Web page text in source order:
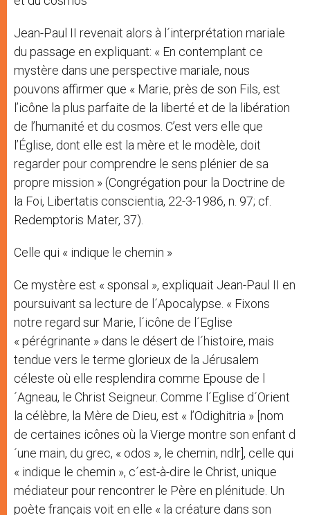
Jean-Paul II revenait alors à l´interprétation mariale
du passage en expliquant: « En contemplant ce
mystère dans une perspective mariale, nous
pouvons affirmer que « Marie, près de son Fils, est
l’icône la plus parfaite de la liberté et de la libération
de l’humanité et du cosmos. C’est vers elle que
l’Église, dont elle est la mère et le modèle, doit
regarder pour comprendre le sens plénier de sa
propre mission » (Congrégation pour la Doctrine de
la Foi, Libertatis conscientia, 22-3-1986, n. 97; cf.
Redemptoris Mater, 37).
Celle qui « indique le chemin »
Ce mystère est « sponsal », expliquait Jean-Paul II en
poursuivant sa lecture de l´Apocalypse. « Fixons
notre regard sur Marie, l´icône de l´Eglise
« pérégrinante » dans le désert de l´histoire, mais
tendue vers le terme glorieux de la Jérusalem
céleste où elle resplendira comme Epouse de l
´Agneau, le Christ Seigneur. Comme l´Eglise d´Orient
la célèbre, la Mère de Dieu, est « l’Odighitria » [nom
de certaines icônes où la Vierge montre son enfant d
´une main, du grec, « odos », le chemin, ndlr], celle qui
« indique le chemin », c´est-à-dire le Christ, unique
médiateur pour rencontrer le Père en plénitude. Un
poète français voit en elle « la créature dans son